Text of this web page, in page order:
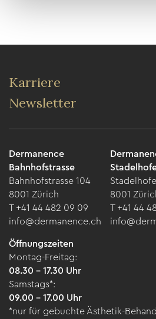
Karriere
Newsletter
Dermanence
Bahnhofstrasse
Bahnhofstrasse 104
8001 Zürich
T +41 44 482 09 09
info@dermanence.ch
8001
T +41 44
Öffnungszeiten
Montag-Freitag:
08.30 – 17.30 Uhr
Samstags*:
09.00 – 17.00 Uhr
*nur für gebuchte Ästhetik-